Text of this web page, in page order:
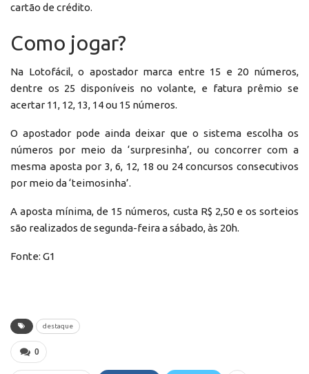
cartão de crédito.
Como jogar?
Na Lotofácil, o apostador marca entre 15 e 20 números,
dentre os 25 disponíveis no volante, e fatura prêmio se
acertar 11, 12, 13, 14 ou 15 números.
O apostador pode ainda deixar que o sistema escolha os
números por meio da ‘surpresinha’, ou concorrer com a
mesma aposta por 3, 6, 12, 18 ou 24 concursos consecutivos
por meio da ‘teimosinha’.
A aposta mínima, de 15 números, custa R$ 2,50 e os sorteios
são realizados de segunda-feira a sábado, às 20h.
Fonte: G1
destaque
0